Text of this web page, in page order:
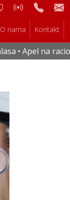
O nama Kontakt
na racionalnu